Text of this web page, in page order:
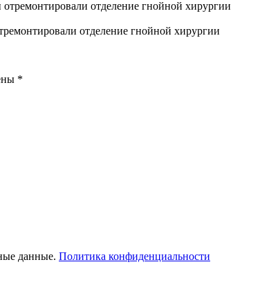
отделение гнойной хирургии
*
данные. Политика конфиденциальности